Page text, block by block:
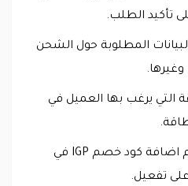
تأكيد الطلب.
المطلوبة حول الشحن
التي يرغب بها العميل في
ولكن قبل إتمام الدفع يتم اضافة كود خصم IGP في
تفعيل.